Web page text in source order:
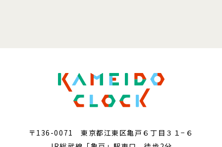
〒136-0071 東京都江東区亀戸６丁目３１−６